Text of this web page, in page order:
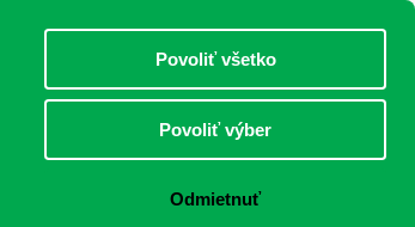
Povoliť všetko
Povoliť výber
Odmietnuť